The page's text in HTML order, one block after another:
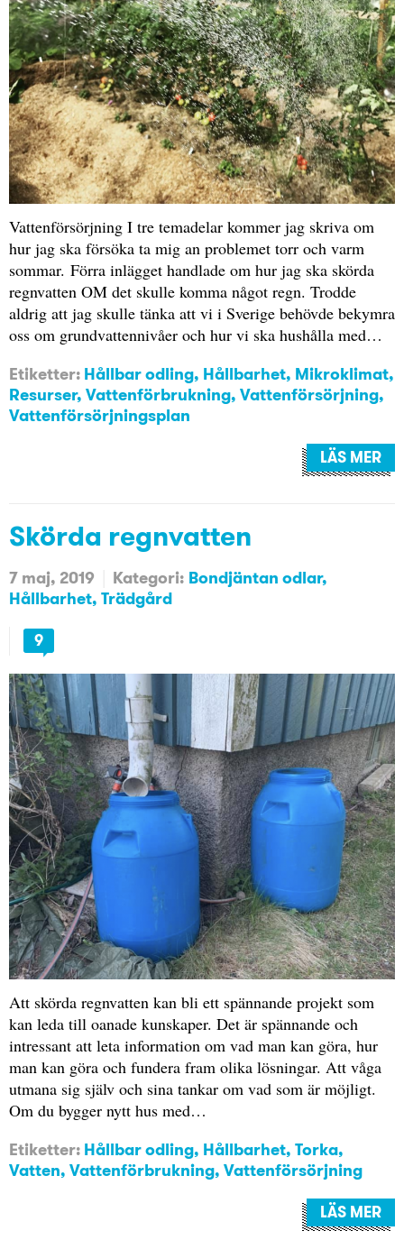
Vattenförsörjning I tre temadelar kommer jag skriva om
hur jag ska försöka ta mig an problemet torr och varm
sommar. Förra inlägget handlade om hur jag ska skörda
regnvatten OM det skulle komma något regn. Trodde
aldrig att jag skulle tänka att vi i Sverige behövde bekymra
oss om grundvattennivåer och hur vi ska hushålla med…
Etiketter: Hållbar odling, Hållbarhet, Mikroklimat,
Resurser, Vattenförbrukning, Vattenförsörjning,
Vattenförsörjningsplan
LÄS MER
Skörda regnvatten
7 maj, 2019 Kategori: Bondjäntan odlar
Hållbarhet Trädgård
9
Att skörda regnvatten kan bli ett spännande projekt som
kan leda till oanade kunskaper. Det är spännande och
intressant att leta information om vad man kan göra, hur
man kan göra och fundera fram olika lösningar. Att våga
utmana sig själv och sina tankar om vad som är möjligt.
Om du bygger nytt hus med…
Etiketter: Hållbar odling, Hållbarhet, Torka,
Vatten, Vattenförbrukning, Vattenförsörjning
LÄS MER